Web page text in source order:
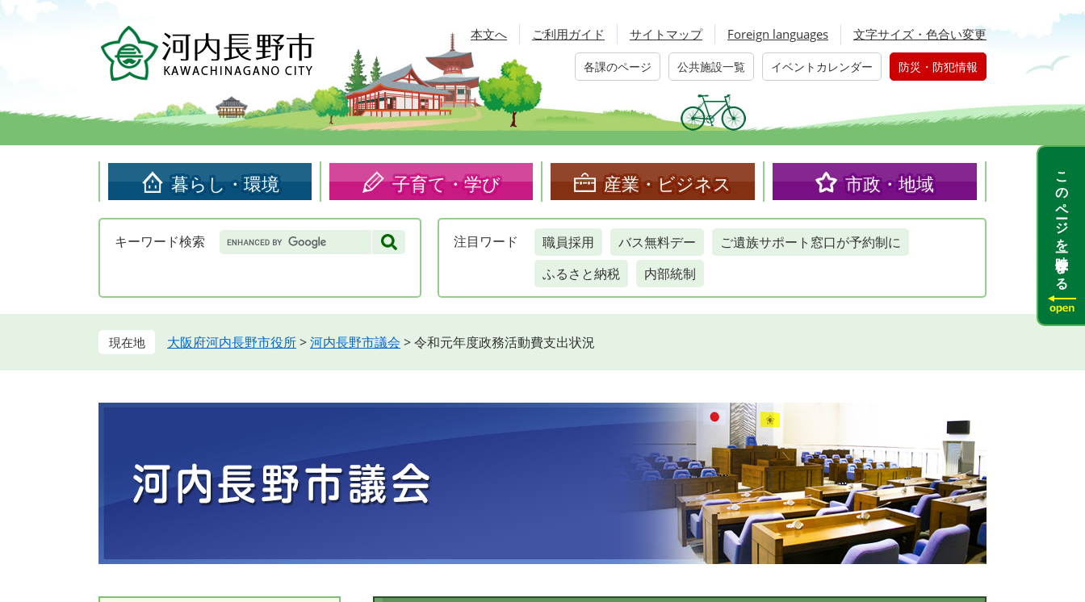
頭
す。
飛
し
本文へ ご利用ガイド サイトマップ Foreign languages 文字サイズ・色合い変更
各課のページ 公共施設一覧 イベントカレンダー 防災・防犯情報
暮らし・環境 子育て・学び 産業・ビジネス 市政・地域
キーワード検索 Google
カ
検
注目 ワード 職員採用 バス無料デー
ご遺族サポート窓口が予約制に
ふるさと納税
内部統制
大阪府河内長野市役所>河内長野市議会 >令和元年度政務活動費支出状況
このページを一時保存する